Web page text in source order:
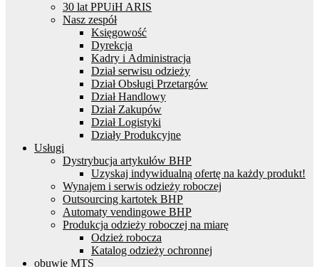
30 lat PPUiH ARIS
Nasz zespół
Księgowość
Dyrekcja
Kadry i Administracja
Dział serwisu odzieży
Dział Obsługi Przetargów
Dział Handlowy
Dział Zakupów
Dział Logistyki
Działy Produkcyjne
Usługi
Dystrybucja artykułów BHP
Uzyskaj indywidualną ofertę na każdy produkt!
Wynajem i serwis odzieży roboczej
Outsourcing kartotek BHP
Automaty vendingowe BHP
Produkcja odzieży roboczej na miarę
Odzież robocza
Katalog odzieży ochronnej
obuwie MTS